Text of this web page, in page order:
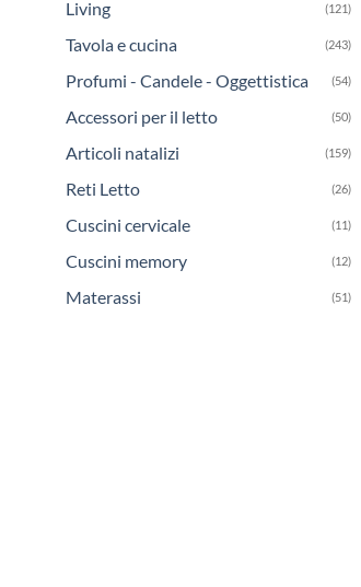
Living (121)
Tavola e cucina (243)
Profumi - Candele - Oggettistica (54)
Accessori per il letto (50)
Articoli natalizi (159)
Reti Letto (26)
Cuscini cervicale (11)
Cuscini memory (12)
Materassi (51)